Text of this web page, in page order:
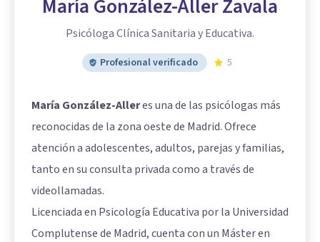
María González-Aller Zavala
Psicóloga Clínica Sanitaria y Educativa.
Profesional verificado 5
María González-Alleres una de las psicólogas más
reconocidas de la zona oeste de Madrid. Ofrece
atención a adolescentes, adultos, parejas y familias,
tanto en su consulta privada como a través de
videollamadas.
Licenciada en Psicología Educativa por la Universidad
Complutense de Madrid, cuenta con un Máster en